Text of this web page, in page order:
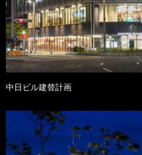
中日ビル建替計画